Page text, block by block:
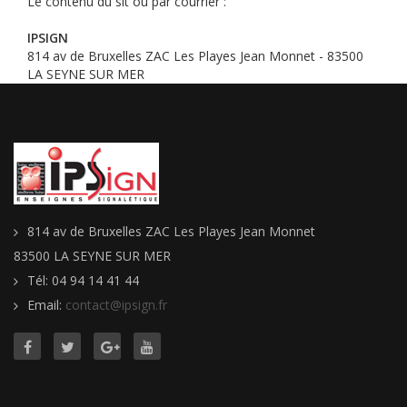
IPSIGN
814 av de Bruxelles ZAC Les Playes Jean Monnet - 83500
LA SEYNE SUR MER
814 av de Bruxelles ZAC Les Playes Jean Monnet
83500 LA SEYNE SUR MER
Tél: 04 94 14 41 44
Email: contact@ipsign.fr